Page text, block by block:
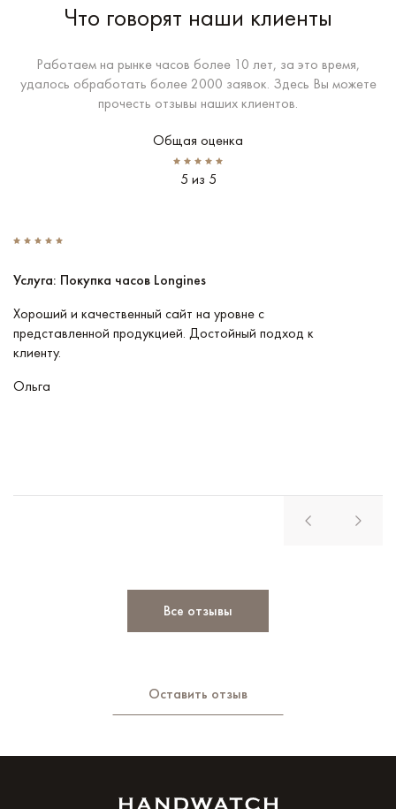
Что говорят наши клиенты
Работаем на рынке часов более 10 лет, за это время,
удалось обработать более 2000 заявок. Здесь Вы можете
прочесть отзывы наших клиентов.
Общая оценка
5 из 5
Услуга: Покупка часов Longines
Хороший и качественный сайт на уровне с
представленной продукцией. Достойный подход к
клиенту.
Ольга
Все отзывы
Оставить отзыв